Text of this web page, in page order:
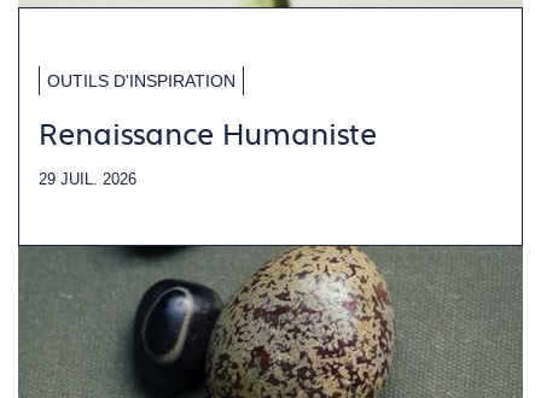
OUTILS D'INSPIRATION
Renaissance Humaniste
29 JUIL. 2026